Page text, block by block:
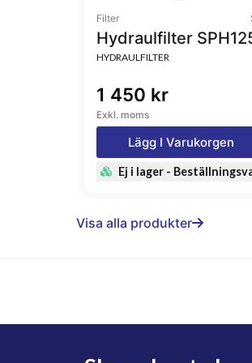
Filter
Hydraulfilter
HYDRAULFILTER
1 450 kr
Exkl. moms
Lägg I Varukorgen
Ej i lager -
Visa alla produkter